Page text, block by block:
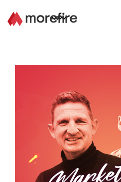
Know How
Newsletter